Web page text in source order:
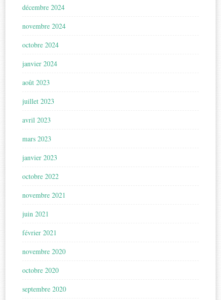
décembre 2024
novembre 2024
octobre 2024
janvier 2024
août 2023
juillet 2023
avril 2023
mars 2023
janvier 2023
octobre 2022
novembre 2021
juin 2021
février 2021
novembre 2020
octobre 2020
septembre 2020